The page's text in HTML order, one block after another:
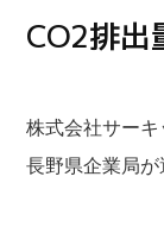
CO2排出
株式会社サーキ
長野県企業局